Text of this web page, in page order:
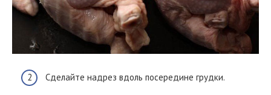
Сделайте надрез вдоль посередине грудки.